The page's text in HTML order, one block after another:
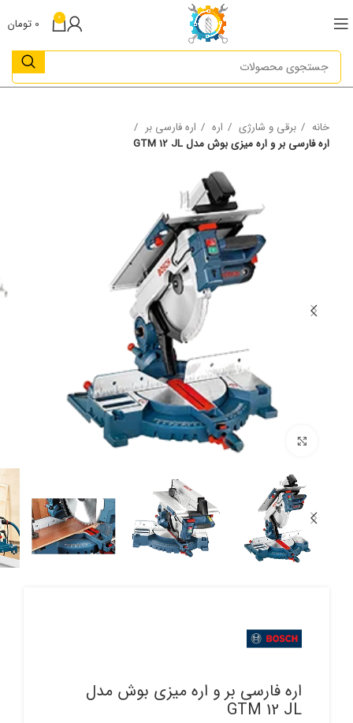
0
0 تومان
خانه برقی و شارژی اره
اره فارسی بر
اره فارسی بر و اره میزی بوش مدل GTM 12 JL
برای بزرگنمایی کلیک کنید
اره فارسی بر و اره میزی بوش مدل
GTM 12 JL